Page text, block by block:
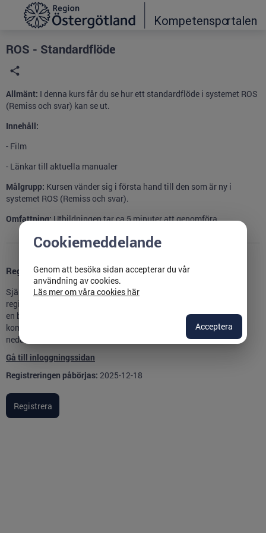
Grade
Portal
ROS - Standardflöde
Allmänt: I denna kurs får du se hur ett standardflöde i systemet ROS
(Remiss och svar) kan se ut.
Innehåll:
- Film
- Länkar till aktuella manualer
Målgrupp: Kursen vänder sig i första hand till den som är ny i
systemet ROS (Remiss och svar).
Omfattning:Utbildningen tar ca 5 minuter att genomföra.
Registrering
Självregistreringen för den här kursen är öppen. Du kan
registrera dig genom att klicka på knappen nedan. Är du
en befintlig användare var vänlig logga in först. Du
kommer till inloggningssidan genom att klicka på länken
nedan.
Gå till inloggningssidan
Registreringen påbörjas: 2025-12-18
Cookiemeddelande
Genom att besöka sidan accepterar du vår
användning av cookies.
Läs mer om våra cookies här
Acceptera